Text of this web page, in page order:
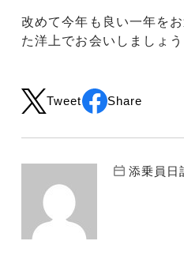
改めて今年も良い一年を
た洋上でお会いしましょう
Tweet Share
添乗員日